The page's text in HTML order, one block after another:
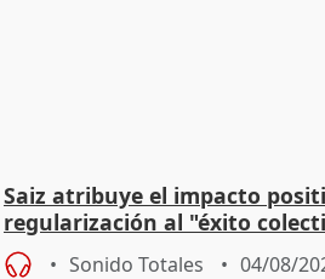
Saiz atribuye el impacto
regularización al "éxito
Sonido Totales 04/08/